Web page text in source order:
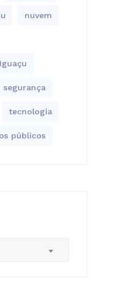
nuvem
segurança
tecnologia
públicos